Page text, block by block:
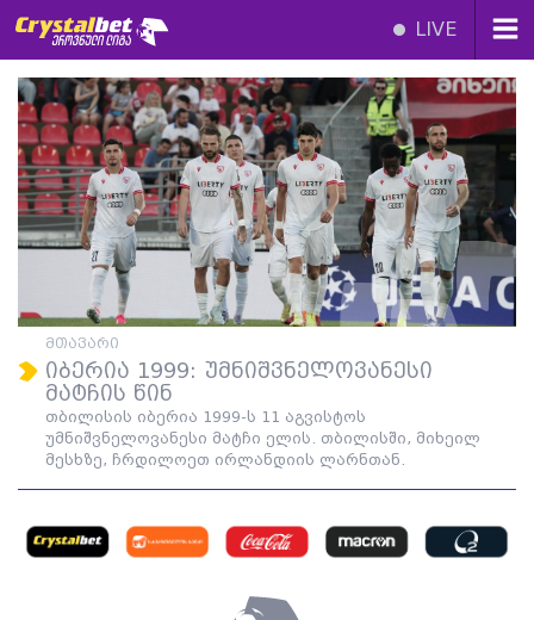
LIVE
მთავარი
იბერია 1999: უმნიშვნელოვანესი
მატჩის წინ
თბილისის იბერია 1999-ს 11 აგვისტოს
უმნიშვნელოვანესი მატჩი ელის. თბილისში, მიხეილ
მესხზე, ჩრდილოეთ ირლანდიის ლარნთან.